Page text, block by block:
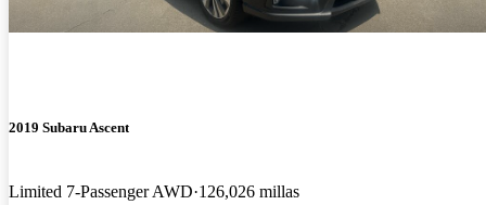
2019 Subaru Ascent
Limited 7-Passenger AWD 126,026 millas